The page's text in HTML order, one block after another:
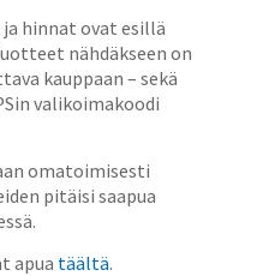
hinnat ovat esillä
nähdäkseen on
kauppaan – sekä
valikoimakoodi
omatoimisesti
pitäisi saapua
apua täältä.